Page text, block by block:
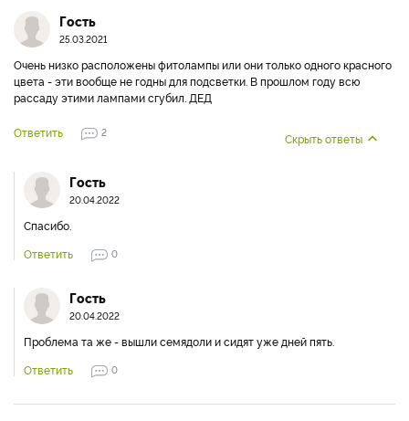
Гость
25.03.2021
Очень низко расположены фитолампы или они только одного красного
цвета - эти вообще не годны для подсветки. В прошлом году всю
рассаду этими лампами сгубил. ДЕД
Ответить 2 Скрыть ответы
Гость
20.04.2022
Спасибо.
Ответить
0
Гость
20.04.2022
Проблема та же - вышли семядоли и сидят уже дней пять.
Ответить
0